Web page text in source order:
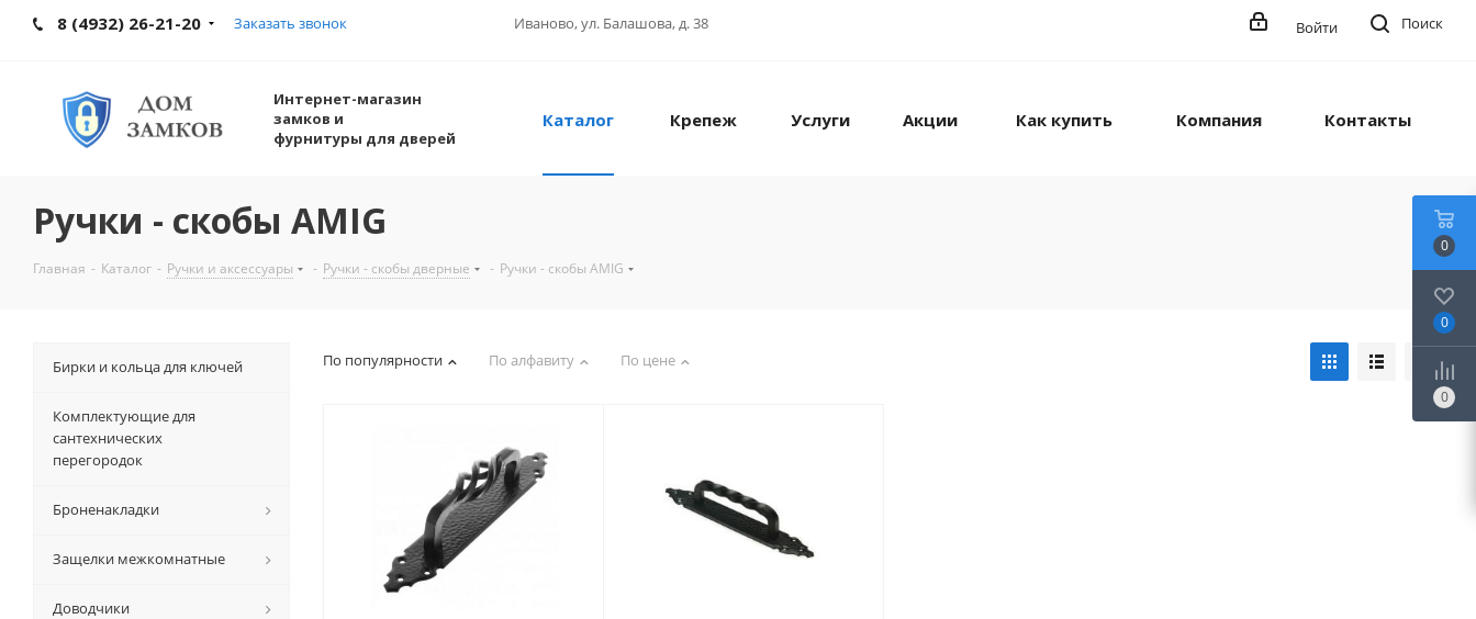
8 (4932) 26-21-20 Заказать звонок Иваново, ул. Балашова, д. 38 Поиск
Войти
Интернет-магазин
замков и
фурнитуры для дверей
Каталог Крепеж Услуги Акции Как купить Компания Контакты
Ручки - скобы AMIG
Главная - Каталог - Ручки и аксессуары - Ручки - скобы дверные - Ручки - скобы AMIG
По популярности По алфавиту По цене
Бирки и кольца для ключей
Комплектующие для
сантехнических
перегородок
Броненакладки
Защелки межкомнатные
Доводчики
0
0
0